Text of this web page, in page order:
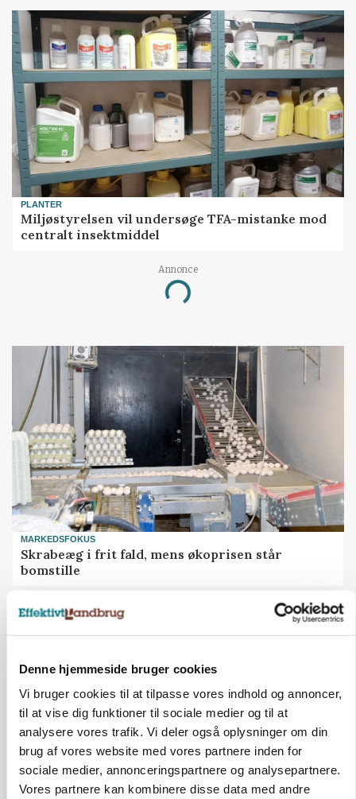
Denne hjemmeside bruger cookies
Vi bruger cookies til at tilpasse vores indhold og annoncer,
til at vise dig funktioner til sociale medier og til at
analysere vores trafik. Vi deler også oplysninger om din
brug af vores website med vores partnere inden for
sociale medier, annonceringspartnere og analysepartnere.
Vores partnere kan kombinere disse data med andre
PLANTER
Miljøstyrelsen vil undersøge TFA-mistanke mod
centralt insektmiddel
Annonce
Loading...
MARKEDSFOKUS
Skrabeæg i frit fald, mens økoprisen står
bomstille